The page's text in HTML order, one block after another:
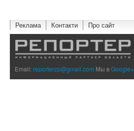
Реклама Контакти Про сайт
Email:reporterzp@gmail.com Мы вGoogle+